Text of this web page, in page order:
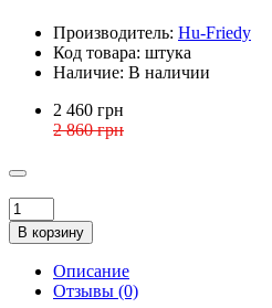
Производитель: Hu-Friedy
Код товара: штука
Наличие: В наличии
2 460 грн
2 860 грн
В корзину
Описание
Отзывы (0)